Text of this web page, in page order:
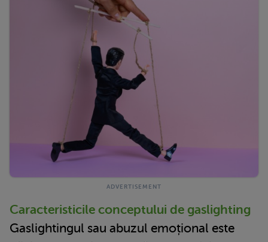
Caracteristicile conceptului de gaslighting
Gaslightingul sau abuzul emoțional este